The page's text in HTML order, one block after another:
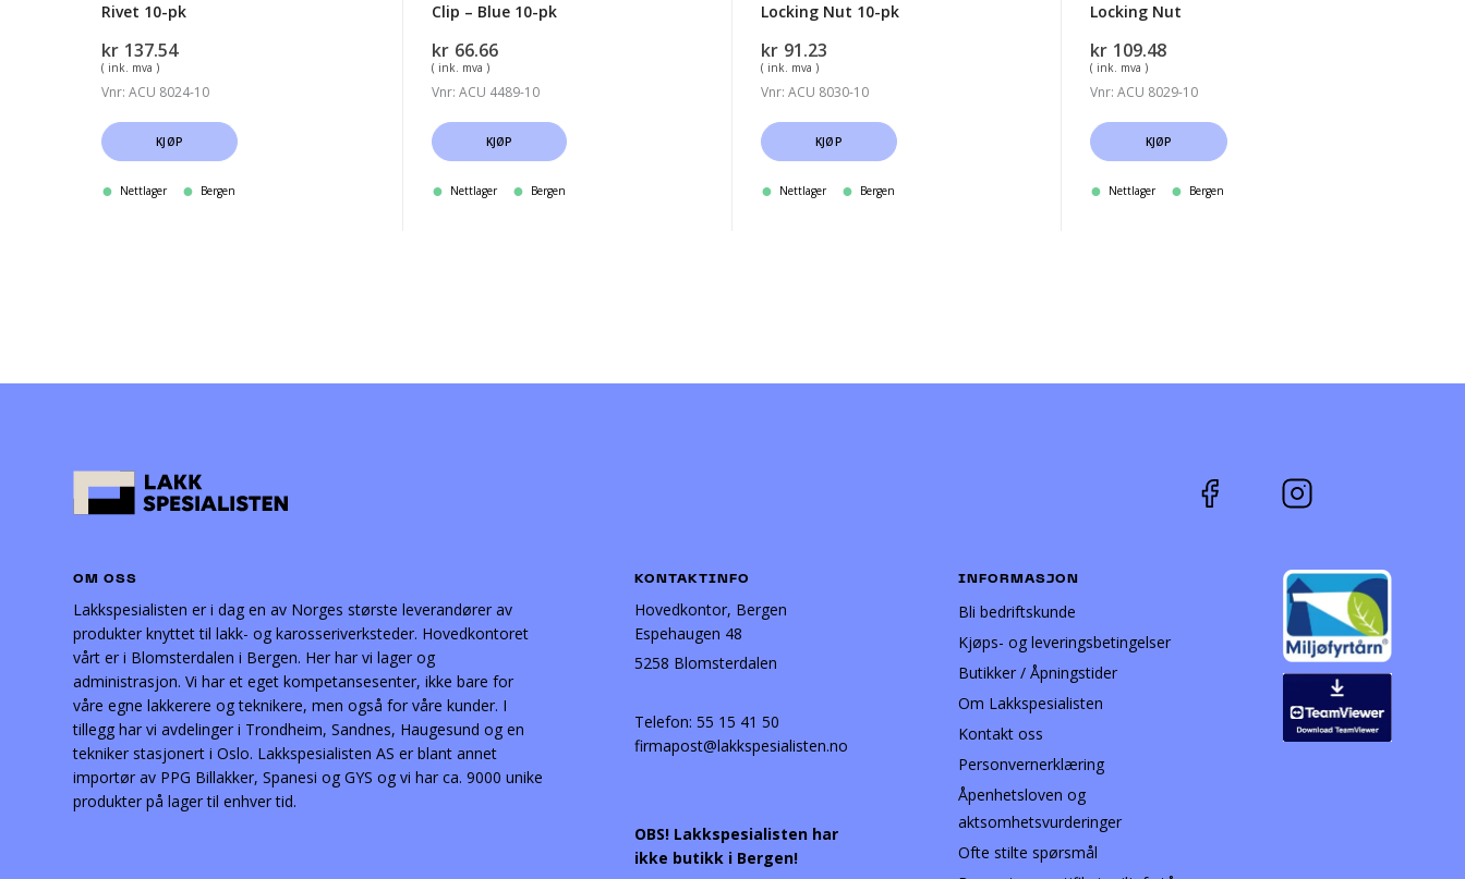
Rivet 10-pk
kr 137.54
( ink. mva )
Vnr: ACU 8024-10
KJØP
Nettlager Bergen
Clip – Blue 10-pk
kr 66.66
( ink. mva )
Vnr: ACU 4489-10
KJØP
Nettlager Bergen
Locking Nut 10-pk
kr 91.23
( ink. mva )
Vnr: ACU 8030-10
KJØP
Nettlager Bergen
Locking Nut
kr 109.48
( ink. mva )
Vnr: ACU 8029-10
KJØP
Nettlager Bergen
OM OSS
Lakkspesialisten er i dag en av Norges største leverandører av
produkter knyttet til lakk- og karosseriverksteder. Hovedkontoret
vårt er i Blomsterdalen i Bergen. Her har vi lager og
administrasjon. Vi har et eget kompetansesenter, ikke bare for
våre egne lakkerere og teknikere, men også for våre kunder. I
tillegg har vi avdelinger i Trondheim, Sandnes, Haugesund og en
tekniker stasjonert i Oslo. Lakkspesialisten AS er blant annet
importør av PPG Billakker, Spanesi og GYS og vi har ca. 9000 unike
produkter på lager til enhver tid.
KONTAKTINFO
Hovedkontor, Bergen
Espehaugen 48
5258 Blomsterdalen
Telefon: 55 15 41 50
firmapost@lakkspesialisten.no
OBS! Lakkspesialisten har
ikke butikk i Bergen!
INFORMASJON
Bli bedriftskunde
Kjøps- og leveringsbetingelser
Butikker / Åpningstider
Om Lakkspesialisten
Kontakt oss
Personvernerklæring
Åpenhetsloven og
aktsomhetsvurderinger
Ofte stilte spørsmål